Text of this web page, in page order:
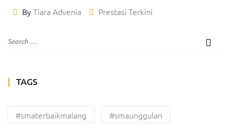
By Tiara Advenia Prestasi Terkini
TAGS
#smaterbaikmalang
#smaunggulan